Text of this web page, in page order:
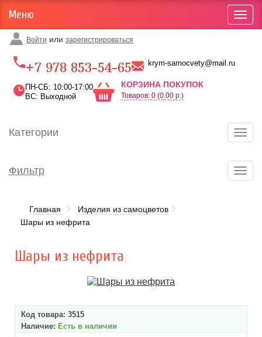
Войти или зарегистрироваться
+7 978 853-54-65 krym-samocvety@mail.ru
ПН-СБ: 10:00-17:00
ВС: Выходной
КОРЗИНА ПОКУПОК
Товаров: 0 (0.00 р.)
Меню
Категории
Фильтр
Главная
Изделия из самоцветов
Шары из нефрита
Шары из нефрита
Код товара: 3515
Наличие: Есть в наличии